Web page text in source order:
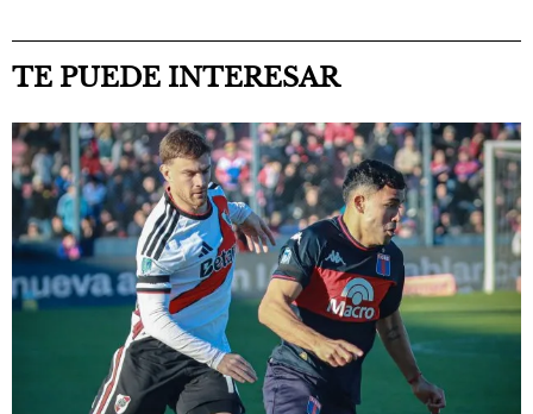
TE PUEDE INTERESAR